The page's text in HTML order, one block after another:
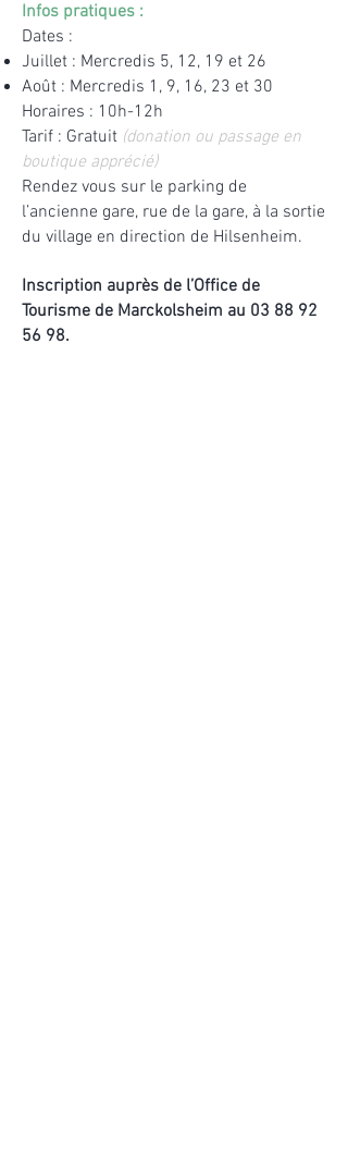
Infos pratiques :
Dates :
Juillet : Mercredis 5, 12, 19 et 26
Août : Mercredis 1, 9, 16, 23 et 30
Horaires : 10h-12h
Tarif : Gratuit (donation ou passage en
boutique apprécié)
Rendez vous sur le parking de
l’ancienne gare, rue de la gare, à la sortie
du village en direction de Hilsenheim.
Inscription auprès de l’Office de
Tourisme de Marckolsheim au 03 88 92
56 98.